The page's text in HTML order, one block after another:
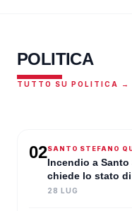
POLITICA
TUTTO SU POLITICA →
15%, La
massimo,
02SANTO STEFANO
Incendio a
chiede lo stato
28 LUG